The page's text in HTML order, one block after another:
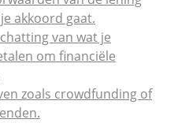
akkoord gaat.
van wat je
om financiële
zoals crowdfunding of